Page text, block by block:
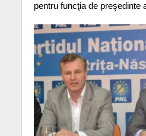
pentru funcţia de preşedinte